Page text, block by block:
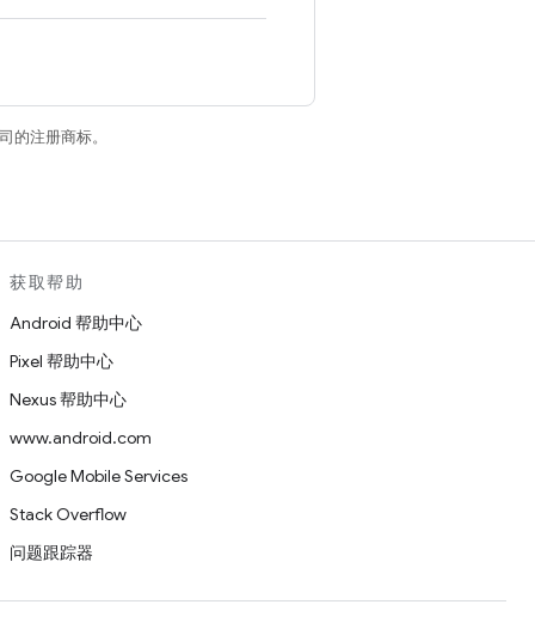
的注册商标。
获取帮助
Android 帮助中心
Pixel 帮助中心
Nexus 帮助中心
www.android.com
Google Mobile Services
Stack Overflow
问题跟踪器